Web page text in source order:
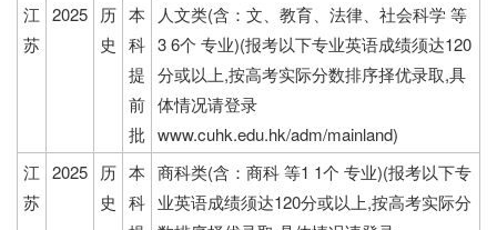
江
苏
2025 历
史
本
科
提
前
批
人文类(含：文、教育、法律、社会科学 等
3 6个 专业)(报考以下专业英语成绩须达120
分或以上,按高考实际分数排序择优录取,具
体情况请登录
www.cuhk.edu.hk/adm/mainland)
江
苏
2025 历
史
本
科
商科类(含：商科 等1 1个 专业)(报考以下专
业英语成绩须达120分或以上,按高考实际分